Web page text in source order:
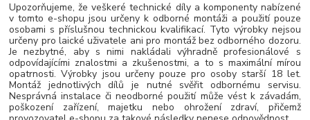
Upozorňujeme, že veškeré technické díly a komponenty nabízené
v tomto e-shopu jsou určeny k odborné montáži a použití pouze
osobami s příslušnou technickou kvalifikací. Tyto výrobky nejsou
určeny pro laické uživatele ani pro montáž bez odborného dozoru.
Je nezbytné, aby s nimi nakládali výhradně profesionálové s
odpovídajícími znalostmi a zkušenostmi, a to s maximální mírou
opatrnosti. Výrobky jsou určeny pouze pro osoby starší 18 let.
Montáž jednotlivých dílů je nutné svěřit odbornému servisu.
Nesprávná instalace či neodborné použití může vést k závadám,
poškození zařízení, majetku nebo ohrožení zdraví, přičemž